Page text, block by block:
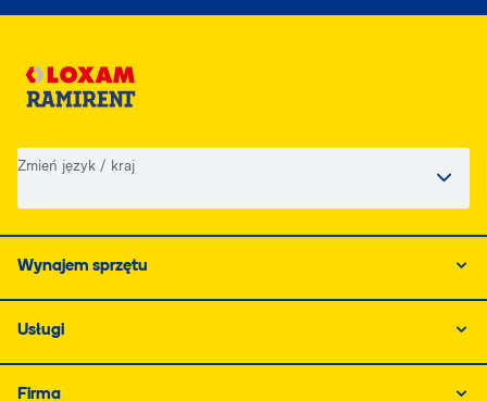
Zmień język / kraj
Wynajem sprzętu
Usługi
Firma